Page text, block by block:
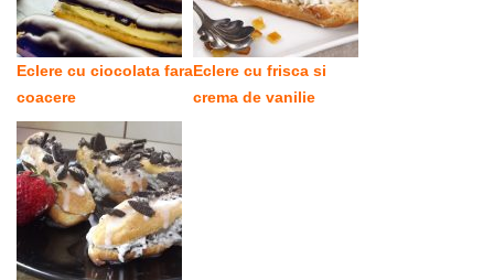
Eclere cu ciocolata fara
coacere
Eclere cu frisca si
crema de vanilie